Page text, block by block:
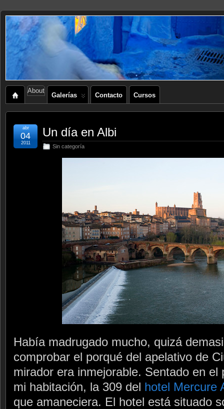
About
Galerías Contacto Cursos
Un día en Albi
Sin categoría
abr
04
2011
Había madrugado mucho, quizá
comprobar el porqué del apelativo de
mirador era inmejorable. Sentado en el
mi habitación, la 309 del hotel Mercure
que amaneciera. El hotel está situado